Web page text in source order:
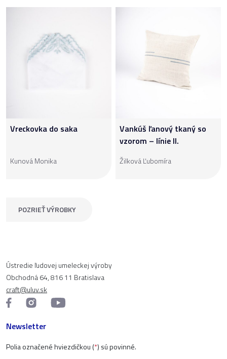
Vreckovka do saka
Kunová Monika
Vankúš ľanový tkaný so
vzorom – línie II.
Žilková Ľubomíra
POZRIEŤ VÝROBKY
Ústredie ľudovej umeleckej výroby
Obchodná 64, 816 11 Bratislava
craft@uluv.sk
Newsletter
Polia označené hviezdičkou (*) sú povinné.